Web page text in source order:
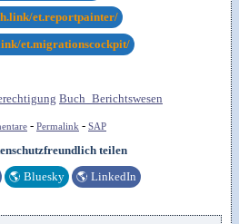
et.reportpainter/
et.migrationscockpit/
Buch_Berichtswesen
- Permalink - SAP
teilen
🌎 Bluesky 🌎 LinkedIn